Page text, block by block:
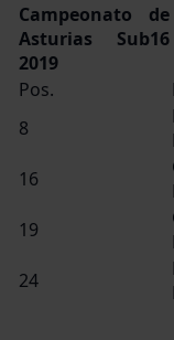
Campeonato de
Asturias Sub16
2019
Pos.
8
16
19
24